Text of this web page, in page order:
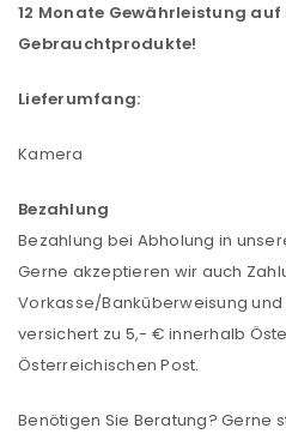
12 Monate Gewährleistung auf
Gebrauchtprodukte!
Lieferumfang:
Kamera
Bezahlung
Bezahlung bei Abholung in
Gerne akzeptieren wir auch
Vorkasse/Banküberweisung
versichert zu 5,- € innerhalb
Österreichischen Post.
Benötigen Sie Beratung? Gerne